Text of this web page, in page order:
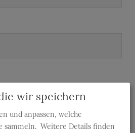
wir speichern
und anpassen, welche
sammeln. Weitere Details finden